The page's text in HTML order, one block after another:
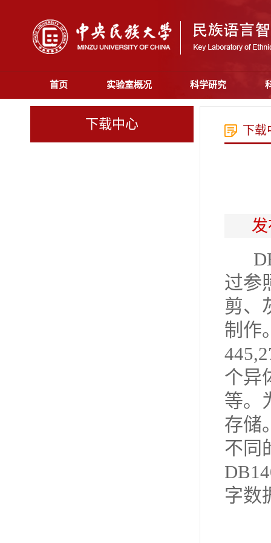
首页 实验室概况 科学研究
下载中心 下载
过参
剪、
制作
个异
等。
存储
不同
字数